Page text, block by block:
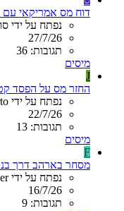
דוח מס אמריקאי עם
נפתח על ידי
27/7/26
תגובות: 36
מיסים
J
החזר מס על הפסד
נפתח על ידי Jelberto
22/7/26
תגובות: 13
מיסים
F
מסחר בארהב דרך
נפתח על ידי fooser
16/7/26
תגובות: 9